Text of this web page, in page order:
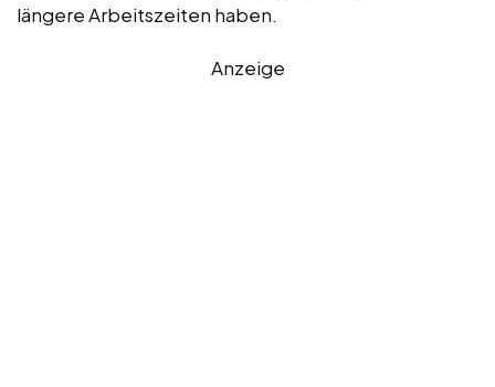
längere Arbeitszeiten haben.
Anzeige